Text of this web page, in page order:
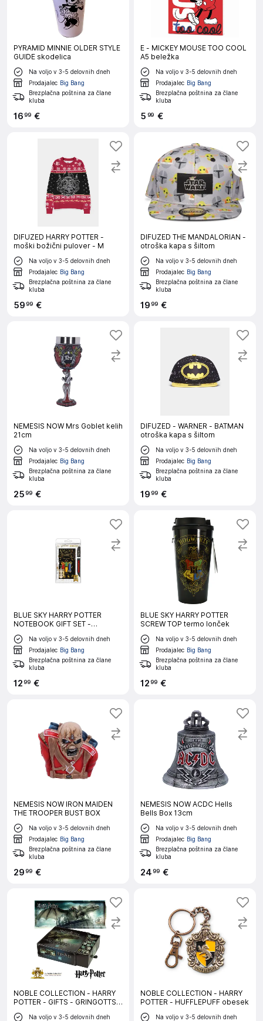
PYRAMID MINNIE OLDER STYLE
GUIDE skodelica
Na voljo v 3-5 delovnih dneh
Prodajalec Big Bang
Brezplačna poštnina za člane
kluba
1699 €
E - MICKEY MOUSE TOO COOL
A5 beležka
Na voljo v 3-5 delovnih dneh
Prodajalec Big Bang
Brezplačna poštnina za člane
kluba
5 99 €
DIFUZED HARRY POTTER -
moški božični pulover - M
Na voljo v 3-5 delovnih dneh
Prodajalec Big Bang
Brezplačna poštnina za člane
kluba
5999 €
DIFUZED THE MANDALORIAN -
otroška kapa s šiltom
Na voljo v 3-5 delovnih dneh
Prodajalec Big Bang
Brezplačna poštnina za člane
kluba
1999 €
NEMESIS NOW Mrs Goblet kelih
21cm
Na voljo v 3-5 delovnih dneh
Prodajalec Big Bang
Brezplačna poštnina za člane
kluba
2599 €
DIFUZED - WARNER - BATMAN
otroška kapa s šiltom
Na voljo v 3-5 delovnih dneh
Prodajalec Big Bang
Brezplačna poštnina za člane
kluba
1999 €
BLUE SKY HARRY POTTER
NOTEBOOK GIFT SET -
COLOURFUL CREST
Na voljo v 3-5 delovnih dneh
Prodajalec Big Bang
Brezplačna poštnina za člane
kluba
1299 €
BLUE SKY HARRY POTTER
SCREW TOP termo lonček
Na voljo v 3-5 delovnih dneh
Prodajalec Big Bang
Brezplačna poštnina za člane
kluba
1299 €
NEMESIS NOW IRON MAIDEN
THE TROOPER BUST BOX
Na voljo v 3-5 delovnih dneh
Prodajalec Big Bang
Brezplačna poštnina za člane
kluba
2999 €
NEMESIS NOW ACDC Hells
Bells Box 13cm
Na voljo v 3-5 delovnih dneh
Prodajalec Big Bang
Brezplačna poštnina za člane
kluba
2499 €
NOBLE COLLECTION - HARRY
POTTER - GIFTS - GRINGOTTS
BANK ESCAPE 1000PC
Na voljo v 3-5 delovnih dneh
NOBLE COLLECTION - HARRY
POTTER - HUFFLEPUFF obesek
Na voljo v 3-5 delovnih dneh